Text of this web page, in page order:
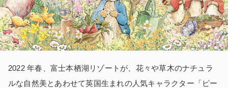
2022 年春、富士本栖湖リゾートが、花々や草木のナチュラ
ルな自然美とあわせて英国生まれの人気キャラクター「ピー